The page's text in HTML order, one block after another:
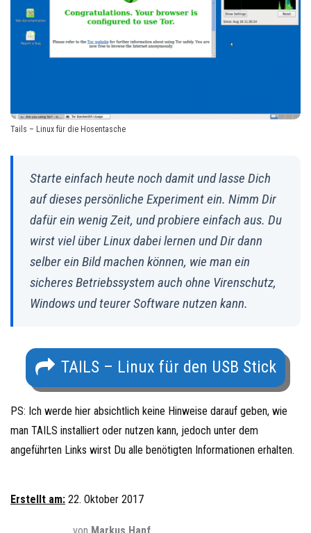
Tails – Linux für die Hosentasche
Starte einfach heute noch damit und lasse Dich
auf dieses persönliche Experiment ein. Nimm Dir
dafür ein wenig Zeit, und probiere einfach aus. Du
wirst viel über Linux dabei lernen und Dir dann
selber ein Bild machen können, wie man ein
sicheres Betriebssystem auch ohne Virenschutz,
Windows und teurer Software nutzen kann.
TAILS – Linux für den USB Stick
PS: Ich werde hier absichtlich keine Hinweise darauf geben, wie
man TAILS installiert oder nutzen kann, jedoch unter dem
angeführten Links wirst Du alle benötigten Informationen erhalten.
Erstellt am: 22. Oktober 2017